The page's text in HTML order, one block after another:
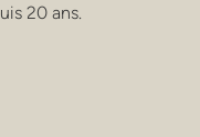
20 ans.